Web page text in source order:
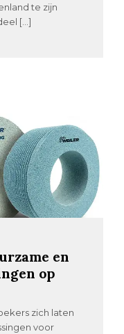
te zijn
[…]
en
op
zich laten
voor